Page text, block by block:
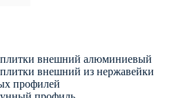
внешний алюминиевый
внешний из нержавейки
профилей